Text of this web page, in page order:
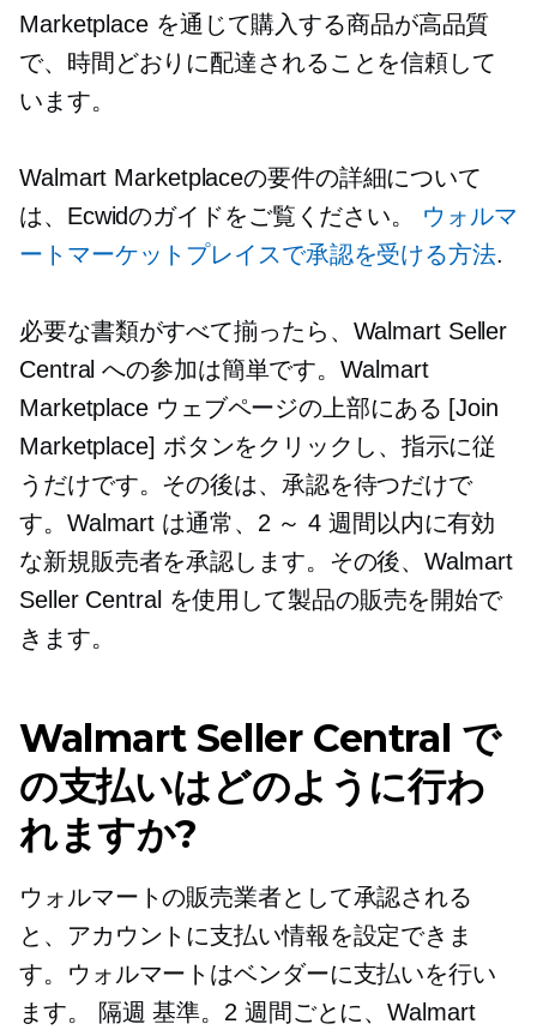
Marketplace を通じて購入する商品が高品質
で、時間どおりに配達されることを信頼して
います。
Walmart Marketplaceの要件の詳細について
は、Ecwidのガイドをご覧ください。 ウォルマ
ートマーケットプレイスで承認を受ける方法.
必要な書類がすべて揃ったら、Walmart Seller
Central への参加は簡単です。Walmart
Marketplace ウェブページの上部にある [Join
Marketplace] ボタンをクリックし、指示に従
うだけです。その後は、承認を待つだけで
す。Walmart は通常、2 ～ 4 週間以内に有効
な新規販売者を承認します。その後、Walmart
Seller Central を使用して製品の販売を開始で
きます。
Walmart Seller Central で
の支払いはどのように行わ
れますか?
ウォルマートの販売業者として承認される
と、アカウントに支払い情報を設定できま
す。ウォルマートはベンダーに支払いを行い
ます。
隔週 基準。2 週間ごとに、Walmart